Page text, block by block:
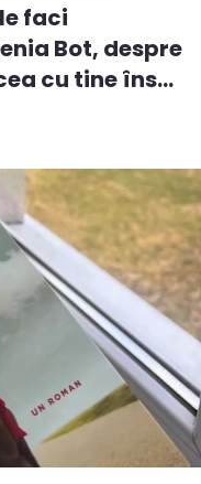
faci
Bot, despre
cu tine îns...